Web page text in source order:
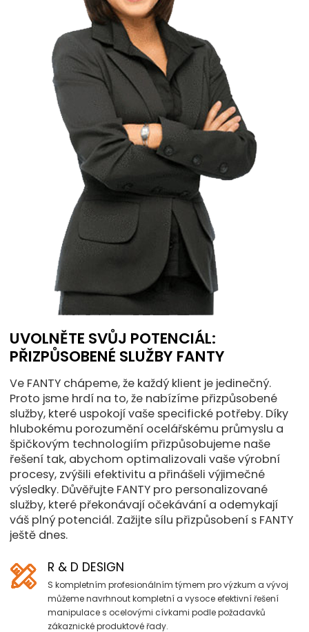
UVOLNĚTE SVŮJ POTENCIÁL:
PŘIZPŮSOBENÉ SLUŽBY FANTY
Ve FANTY chápeme, že každý klient je jedinečný.
Proto jsme hrdí na to, že nabízíme přizpůsobené
služby, které uspokojí vaše specifické potřeby. Díky
hlubokému porozumění ocelářskému průmyslu a
špičkovým technologiím přizpůsobujeme naše
řešení tak, abychom optimalizovali vaše výrobní
procesy, zvýšili efektivitu a přinášeli výjimečné
výsledky. Důvěřujte FANTY pro personalizované
služby, které překonávají očekávání a odemykají
váš plný potenciál. Zažijte sílu přizpůsobení s FANTY
ještě dnes.
R & D DESIGN
S kompletním profesionálním týmem pro výzkum a vývoj
můžeme navrhnout kompletní a vysoce efektivní řešení
manipulace s ocelovými cívkami podle požadavků
zákaznické produktové řady.